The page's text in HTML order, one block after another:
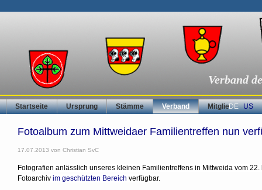
Verband
DE US
Navigation
überspringen
Startseite Ursprung Stämme Verband
Fotoalbum zum Mittweidaer Familientreffen nun
17.07.2013 von Christian SvC
Fotografien anlässlich unseres kleinen Familientreffens in Mittweida vom
Fotoarchiv im geschützten Bereich verfügbar.